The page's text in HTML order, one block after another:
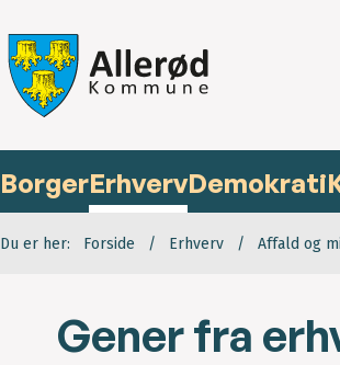
BorgerErhvervDemokrati
Du er her: Forside Erhverv Affald og
Gener fra